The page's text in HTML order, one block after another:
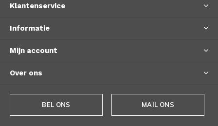
Klantenservice
Informatie
Mijn account
Over ons
BEL ONS MAIL ONS